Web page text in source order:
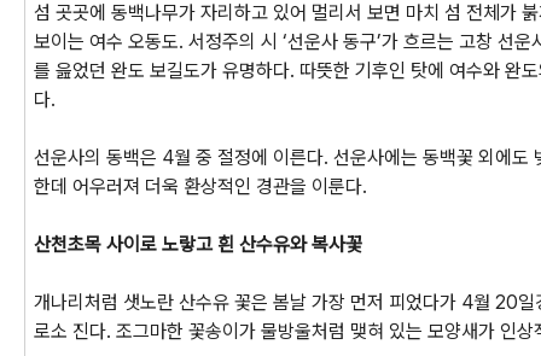
섬 곳곳에 동백나무가 자리하고 있어 멀리서 보면 마치 섬 전체가
보이는 여수 오동도. 서정주의 시 ‘선운사 동구’가 흐르는 고창 선운
를 읊었던 완도 보길도가 유명하다. 따뜻한 기후인 탓에 여수와 완
다.
선운사의 동백은 4월 중 절정에 이른다. 선운사에는 동백꽃 외에도
한데 어우러져 더욱 환상적인 경관을 이룬다.
산천초목 사이로 노랗고 흰 산수유와 복사꽃
개나리처럼 샛노란 산수유 꽃은 봄날 가장 먼저 피었다가 4월 20일
로소 진다. 조그마한 꽃송이가 물방울처럼 맺혀 있는 모양새가 인상